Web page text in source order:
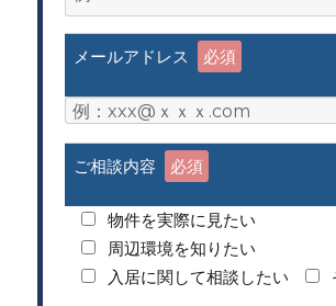
メールアドレス 必須
ご相談内容 必須
物件を実際に見たい
周辺環境を知りたい
入居に関して相談したい